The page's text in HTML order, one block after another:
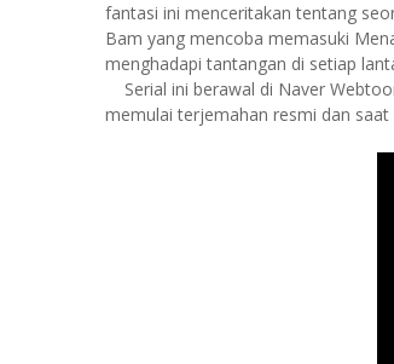
fantasi ini menceritakan tentang
Bam yang mencoba memasuki
menghadapi tantangan di setiap
Serial ini berawal di Naver
memulai terjemahan resmi dan saat